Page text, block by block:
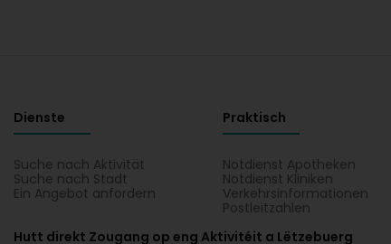
Dienste
Suche nach Aktivität
Suche nach Stadt
Ein Angebot anfordern
Praktisch
Notdienst Apotheken
Notdienst Kliniken
Verkehrsinformationen
Postleitzahlen
Hutt direkt Zougang op eng Aktivitéit a Lëtzebuerg